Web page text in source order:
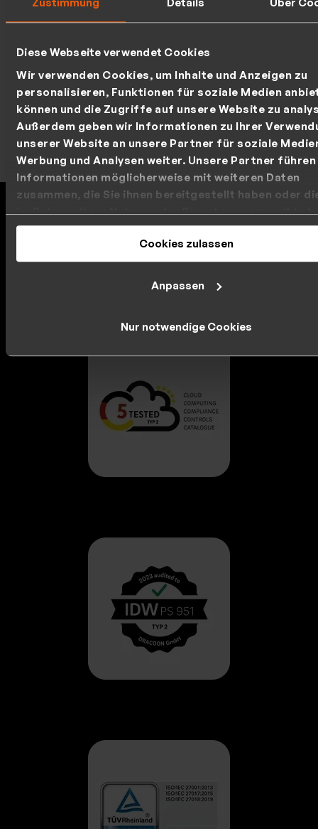
Diese Webseite verwendet Cookies
Wir verwenden Cookies, um Inhalte und Anzeigen zu
personalisieren, Funktionen für soziale Medien
können und die Zugriffe auf unsere Website zu
Außerdem geben wir Informationen zu Ihrer
unserer Website an unsere Partner für soziale
Werbung und Analysen weiter. Unsere Partner
Informationen möglicherweise mit weiteren Daten
zusammen, die Sie ihnen bereitgestellt haben oder
im Rahmen Ihrer Nutzung der Dienste gesammelt
Ihre Cookie-Einstellungen können Sie jederzeit in
Datenschutzerklärungändern.
Cookies zulassen
Anpassen
Nur notwendige Cookies
DRACOON - Nachweisbar sicher
DRACOON setzt neue Maßstäbe in der Cybersicherheit
und wurde mit den renommiertesten Auszeichnungen
Deutschlands für höchste Sicherheitsstandards
gewürdigt.